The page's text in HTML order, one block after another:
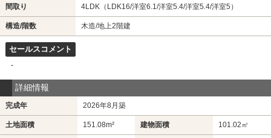
間取り 4LDK（LDK16/洋室6.1/洋室5.4/洋室5.4/洋室5）
構造/階数 木造/地上2階建
セールスコメント
-
詳細情報
完成年 2026年8月築
土地面積 151.08m² 建物面積 101.02㎡